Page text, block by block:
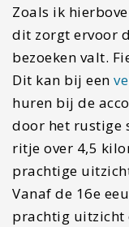
Zoals ik
dit zorgt ervoor
bezoeken valt.
Dit kan bij een
huren bij de
door het rustige
ritje over 4,5
prachtige
Vanaf de 16e
prachtig uitzicht